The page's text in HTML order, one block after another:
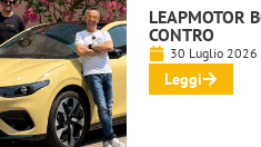
LEAPMOTOR
CONTRO
30 Luglio 2026
Leggi